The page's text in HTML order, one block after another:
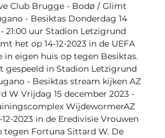
Club Brugge - Bodø / Glimt
- Besiktas Donderdag 14
21:00 uur Stadion Letzigrund
het op 14-12-2023 in de UEFA
in eigen huis op tegen Besiktas.
gespeeld in Stadion Letzigrund
- Besiktas stream kijken AZ
W Vrijdag 15 december 2023 -
WijdewormerAZ
2023 in de Eredivisie Vrouwen
tegen Fortuna Sittard W. De